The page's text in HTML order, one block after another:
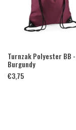
Turnzak Polyester BB -
Burgundy
€3,75